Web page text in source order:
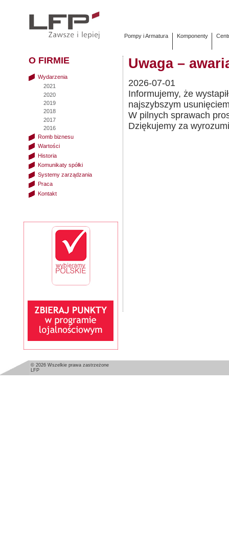
Pompy i Armatura Komponenty
Uwaga –
2026-07-01
Informujemy, że
najszybszym
W pilnych sprawach
Dziękujemy za
O FIRMIE
Wydarzenia
2021
2020
2019
2018
2017
2016
Romb biznesu
Wartości
Historia
Komunikaty spółki
Systemy zarządzania
Praca
Kontakt
© 2026 Wszelkie prawa zastrzeżone
LFP